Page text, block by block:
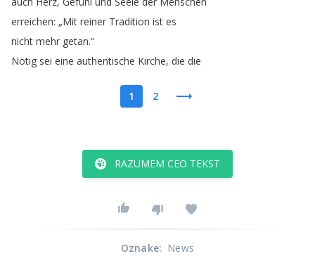
erreichen: „Mit reiner Tradition ist es
nicht mehr getan.“
Nötig sei eine authentische Kirche, die die
1 2
RAZUMEM CEO TEKST
Oznake: News